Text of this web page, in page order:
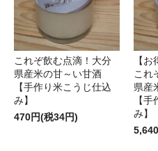
これぞ飲む点滴！大分
県産米の甘～い甘酒
【手作り米こうじ仕込
み】
470円(税34円)
【
これ
県産
【
み】